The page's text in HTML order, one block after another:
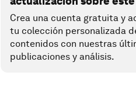
Crea una cuenta gratuita y
tu colección personalizada
contenidos con nuestras
publicaciones y análisis.